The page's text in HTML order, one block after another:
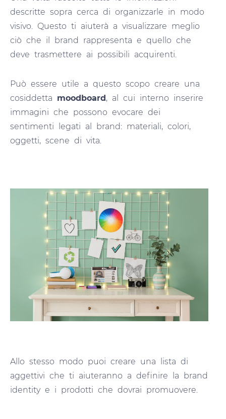
descritte sopra cerca di organizzarle in modo
visivo. Questo ti aiuterà a visualizzare meglio
ciò che il brand rappresenta e quello che
deve trasmettere ai possibili acquirenti.
Può essere utile a questo scopo creare una
cosiddetta moodboard , al cui interno inserire
immagini che possono evocare dei
sentimenti legati al brand: materiali, colori,
oggetti, scene di vita.
Allo stesso modo puoi creare una lista di
aggettivi che ti aiuteranno a definire la brand
identity e i prodotti che dovrai promuovere.